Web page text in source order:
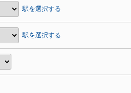
駅を選択する
駅を選択する